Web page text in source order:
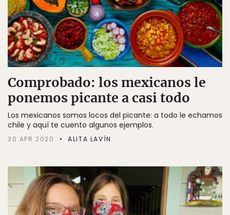
Comprobado: los mexicanos le
ponemos picante a casi todo
Los mexicanos somos locos del picante: a todo le echamos
chile y aquí te cuento algunos ejemplos.
30 APR 2020 ALITA LAVÍN